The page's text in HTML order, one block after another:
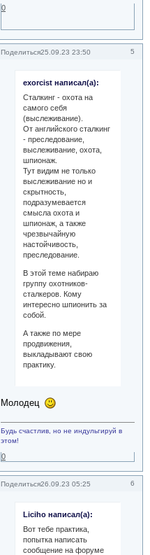
0
Поделиться 5
25.09.23 23:50
exorcist написал(а):
Сталкинг - охота на
самого себя
(выслеживание).
От английского сталкинг
- преследование,
выслеживание, охота,
шпионаж.
Тут видим не только
выслеживание но и
скрытность,
подразумевается
смысла охота и
шпионаж, а также
чрезвычайную
настойчивость,
преследование.
В этой теме набираю
группу охотников-
сталкеров. Кому
интересно шпионить за
собой.
А также по мере
продвижения,
выкладывают свою
практику.
Молодец
Будь счастлив, но не индульгируй в
этом!
0
Поделиться 6
26.09.23 05:25
Liciho написал(а):
Вот тебе практика,
попытка написать
сообщение на форуме